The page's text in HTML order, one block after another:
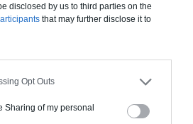
disclosed by us to third parties on the
that may further disclose it to
Opt Outs
Sharing of my personal
À partir de
TTC
Je la veux !